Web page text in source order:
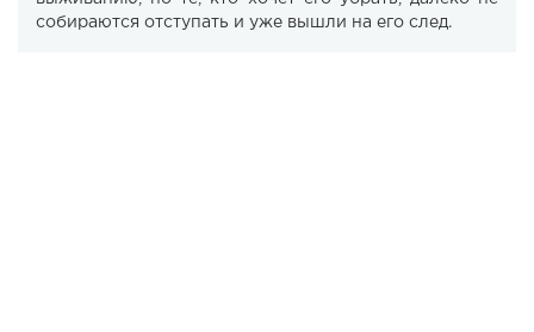
собираются отступать и уже вышли на его след.